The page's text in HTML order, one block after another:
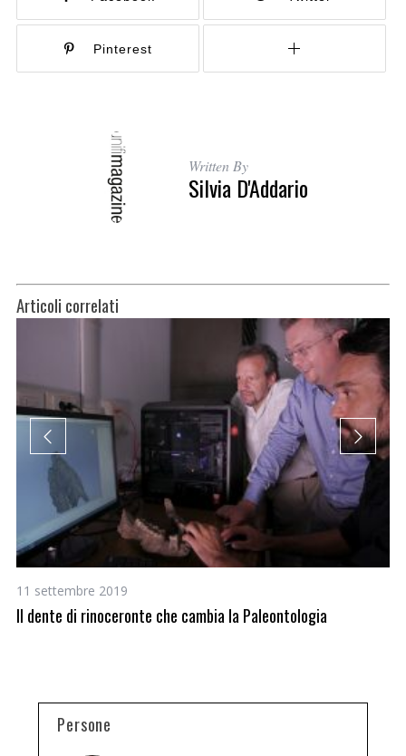
Pinterest
Written By
Silvia D'Addario
Articoli correlati
11 settembre 2019
Il dente di rinoceronte che cambia la Paleontologia
Persone